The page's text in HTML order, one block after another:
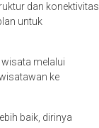
dan konektivitas
untuk
melalui
ke
baik, dirinya